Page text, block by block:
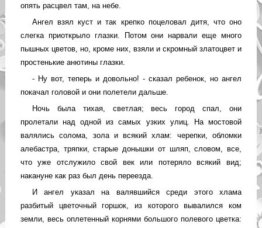
опять расцвел там, на небе.
Ангел взял куст и так крепко поцеловал дитя, что оно
слегка приоткрыло глазки. Потом они нарвали еще много
пышных цветов, но, кроме них, взяли и скромный златоцвет и
простенькие анютины глазки.
- Ну вот, теперь и довольно! - сказал ребенок, но ангел
покачал головой и они полетели дальше.
Ночь была тихая, светлая; весь город спал, они
пролетали над одной из самых узких улиц. На мостовой
валялись солома, зола и всякий хлам: черепки, обломки
алебастра, тряпки, старые донышки от шляп, словом, все,
что уже отслужило свой век или потеряло всякий вид;
накануне как раз был день переезда.
И ангел указал на валявшийся среди этого хлама
разбитый цветочный горшок, из которого вывалился ком
земли, весь оплетенный корнями большого полевого цветка: